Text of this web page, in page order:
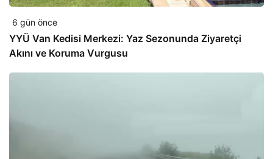
6 gün önce
YYÜ Van Kedisi Merkezi: Yaz Sezonunda Ziyaretçi
Akını ve Koruma Vurgusu